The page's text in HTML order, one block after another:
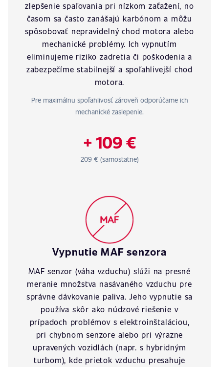
zlepšenie spaľovania pri nízkom zaťažení, no
časom sa často zanášajú karbónom a môžu
spôsobovať nepravidelný chod motora alebo
mechanické problémy. Ich vypnutím
eliminujeme riziko zadretia či poškodenia a
zabezpečíme stabilnejší a spoľahlivejší chod
motora.
Pre maximálnu spoľahlivosť zároveň odporúčame ich
mechanické zaslepenie.
+ 109 €
209 € (samostatne)
Vypnutie MAF senzora
MAF senzor (váha vzduchu) slúži na presné
meranie množstva nasávaného vzduchu pre
správne dávkovanie paliva. Jeho vypnutie sa
používa skôr ako núdzové riešenie v
prípadoch problémov s elektroinštaláciou,
pri chybnom senzore alebo pri výrazne
upravených vozidlách (napr. s hybridným
turbom), kde prietok vzduchu presahuje